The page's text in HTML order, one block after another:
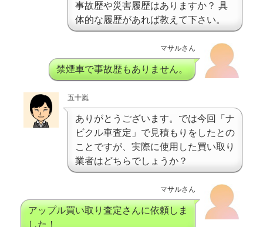
事故歴や災害履歴はありますか？ 具
体的な履歴があれば教えて下さい。
マサルさん
禁煙車で事故歴もありません。
五十嵐
ありがとうございます。では今回「ナ
ビクル車査定」で見積もりをしたとの
ことですが、実際に使用した買い取り
業者はどちらでしょうか？
マサルさん
アップル買い取り査定さんに依頼しま
した！